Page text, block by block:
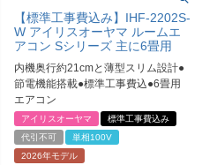
【標準工事費込み】IHF-2202S-
W アイリスオーヤマ ルームエ
アコン Sシリーズ 主に6畳用
内機奥行約21cmと薄型スリム設計●
節電機能搭載●標準工事費込●6畳用
エアコン
アイリスオーヤマ
標準工事費込み
代引不可
単相100V
2026年モデル